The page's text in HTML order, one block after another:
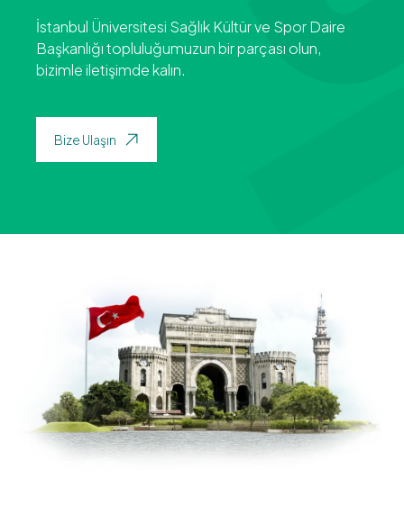
Bize Ulaşın
İstanbul Üniversitesi Sağlık Kültür ve Spor Daire
Başkanlığı topluluğumuzun bir parçası olun,
bizimle iletişimde kalın.